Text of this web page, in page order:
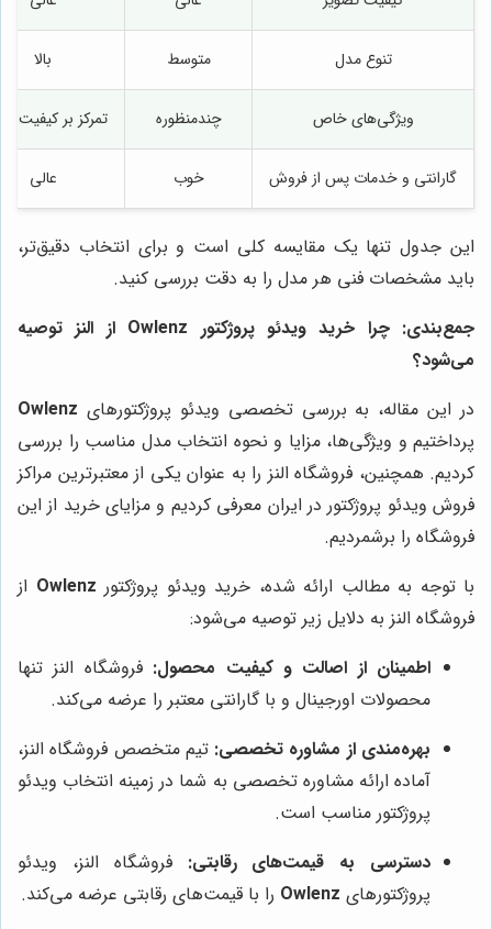
تنوع مدل متوسط بالا
ویژگی‌های خاص چندمنظوره تمرکز بر کیفیت
گارانتی و خدمات پس از فروش خوب عالی
این جدول تنها یک مقایسه کلی است و برای انتخاب دقیق‌تر،
باید مشخصات فنی هر مدل را به دقت بررسی کنید.
جمع‌بندی: چرا خرید ویدئو پروژکتور Owlenz از النز توصیه
می‌شود؟
در این مقاله، به بررسی تخصصی ویدئو پروژکتورهای Owlenz
پرداختیم و ویژگی‌ها، مزایا و نحوه انتخاب مدل مناسب را بررسی
کردیم. همچنین، فروشگاه النز را به عنوان یکی از معتبرترین مراکز
فروش ویدئو پروژکتور در ایران معرفی کردیم و مزایای خرید از این
فروشگاه را برشمردیم.
با توجه به مطالب ارائه شده، خرید ویدئو پروژکتور Owlenz از
فروشگاه النز به دلایل زیر توصیه می‌شود:
اطمینان از اصالت و کیفیت محصول: فروشگاه النز تنها
محصولات اورجینال و با گارانتی معتبر را عرضه می‌کند.
بهره‌مندی از مشاوره تخصصی: تیم متخصص فروشگاه النز،
آماده ارائه مشاوره تخصصی به شما در زمینه انتخاب ویدئو
پروژکتور مناسب است.
دسترسی به قیمت‌های رقابتی: فروشگاه النز، ویدئو
پروژکتورهای Owlenz را با قیمت‌های رقابتی عرضه می‌کند.